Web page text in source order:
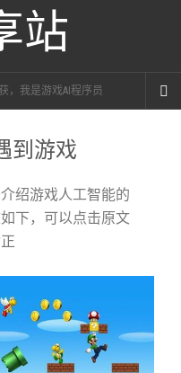
站
，我是游戏AI程序员
到游戏
绍游戏人工智能的
下，可以点击原文